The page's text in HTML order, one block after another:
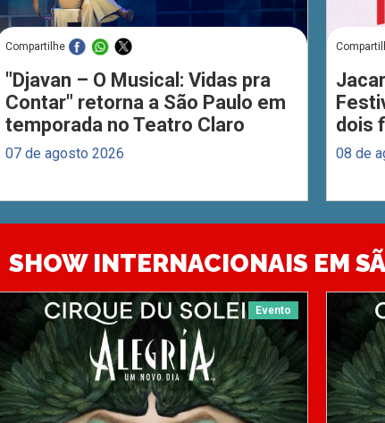
Compartilhe
"Djavan – O Musical: Vidas pra
Contar" retorna a São Paulo em
temporada no Teatro Claro
07 de agosto 2026
dois
08 de
SHOW INTERNACIONAIS EM
Evento